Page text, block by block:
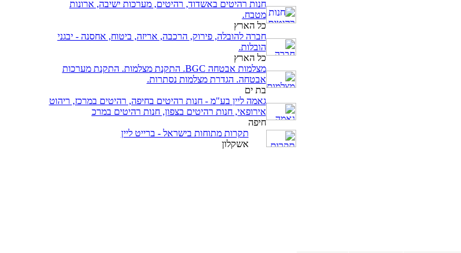
חנות רהיטים באשדוד, רהיטים, מערכות ישיבה, ארונות
מטבח.
כל הארץ
חברה להובלה, פירוק, הרכבה, אריזה, ביטוח, אחסנה - יבגני
הובלות.
כל הארץ
מצלמות אבטחה BGC. התקנת מצלמות. התקנת מערכות
אבטחה. הגדרת מצלמות נסתרות.
בת ים
גאמה ליין בע"מ - חנות רהיטים בחיפה, רהיטים במרכז, ריהוט
אירופאי, חנות רהיטים בצפון, חנות רהיטים במרכ
חיפה
תקרות מתוחות בישראל - ברייט ליין
אשקלון